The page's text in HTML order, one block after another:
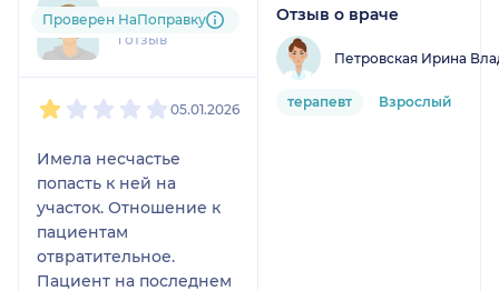
tom....@....ru
1 отзыв
Проверен НаПоправку
05.01.2026
Имела несчастье
попасть к ней на
участок. Отношение к
пациентам
отвратительное.
Пациент на последнем
Отзыв о враче
Петровская Ирина
терапевт Взрослый